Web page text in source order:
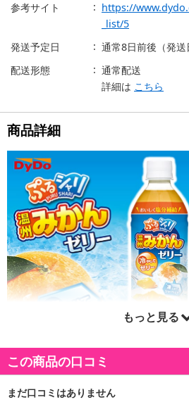
参考サイト
https://
_list/5
発送予定日
通常8日前後（発送
配送形態
通常配送
詳細は こちら
商品詳細
もっと見る
この商品の口コミ